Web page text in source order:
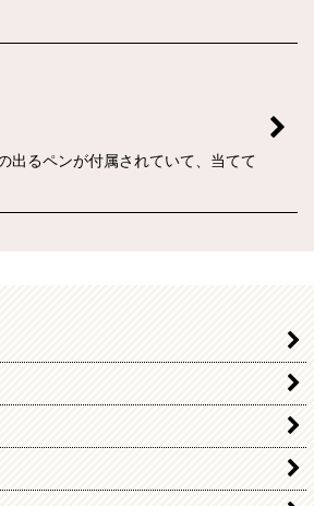
出るペンが付属されていて、当てて